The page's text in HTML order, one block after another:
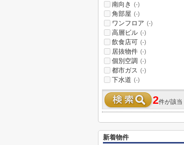
南向き (-)
角部屋 (-)
ワンフロア (-)
高層ビル (-)
飲食店可 (-)
居抜物件 (-)
個別空調 (-)
都市ガス (-)
下水道 (-)
2件が該当
新着物件